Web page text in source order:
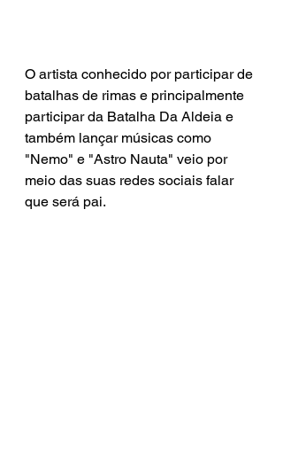
O artista conhecido por participar de
batalhas de rimas e principalmente
participar da Batalha Da Aldeia e
também lançar músicas como
"Nemo" e "Astro Nauta" veio por
meio das suas redes sociais falar
que será pai.